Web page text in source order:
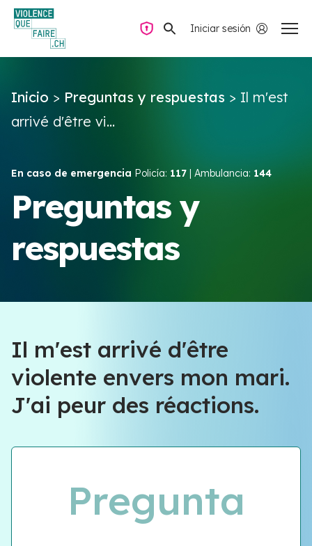
Iniciar sesión
Preguntas y respuestas
Violencia de pareja
Recursos y campañas
Navegación privada
Inicio > Preguntas y respuestas > Il m'est
arrivé d'être vi...
En caso de emergencia Policía: 117 | Ambulancia: 144
Preguntas y
respuestas
Il m'est arrivé d'être
violente envers mon mari.
J'ai peur des réactions.
Pregunta